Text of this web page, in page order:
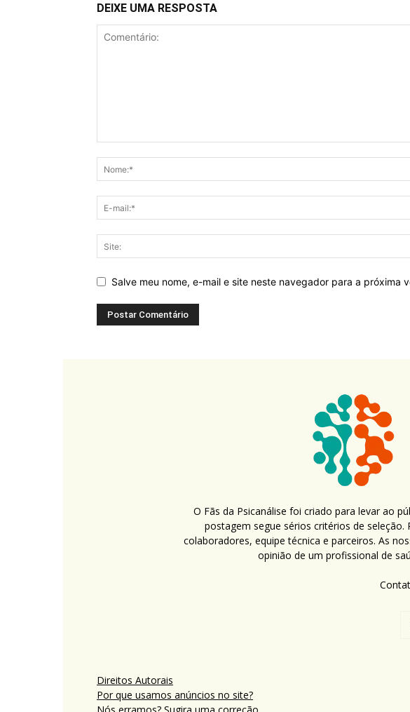
DEIXE UMA RESPOSTA
Salve meu nome, e-mail e site neste navegador para a próxima
O Fãs da Psicanálise foi criado para levar ao
postagem segue sérios critérios de
colaboradores, equipe técnica e parceiros. As
opinião de um profissional de
Direitos Autorais
Por que usamos anúncios no site?
Nós erramos? Sugira uma correção.